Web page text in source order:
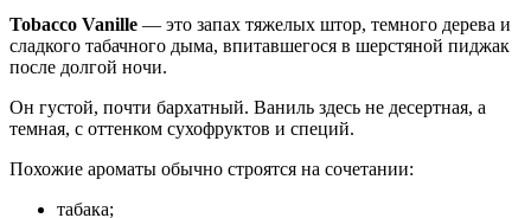
Tobacco Vanille — это запах тяжелых штор, темного дерева и
сладкого табачного дыма, впитавшегося в шерстяной пиджак
после долгой ночи.
Он густой, почти бархатный. Ваниль здесь не десертная, а
темная, с оттенком сухофруктов и специй.
Похожие ароматы обычно строятся на сочетании:
табака;